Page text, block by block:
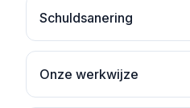
Schuldsanering
Onze werkwijze